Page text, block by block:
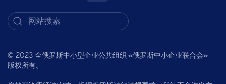
© 2023 全俄罗斯中小型企业公共组织 «俄罗斯中小企业联合会»
版权所有。